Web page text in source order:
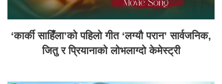
‘कार्की साहिँला’को पहिलो गीत ‘लग्यौ परान’ सार्वजनिक,
जितु र प्रियानाको लोभलाग्दो केमेस्ट्री